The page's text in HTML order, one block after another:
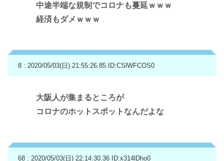
中途半端な規制でコロナも蔓延ｗｗｗ
経済もダメｗｗｗ
8 : 2020/05/03(日) 21:55:26.85 ID:CSlWFCOS0
大阪人が集まるところが
コロナのホットスポットなんだよな
68 : 2020/05/03(日) 22:14:30.36 ID:x314lDho0